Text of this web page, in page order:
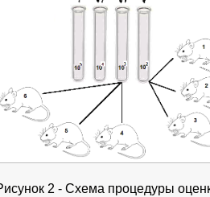
2 - Схема процедуры